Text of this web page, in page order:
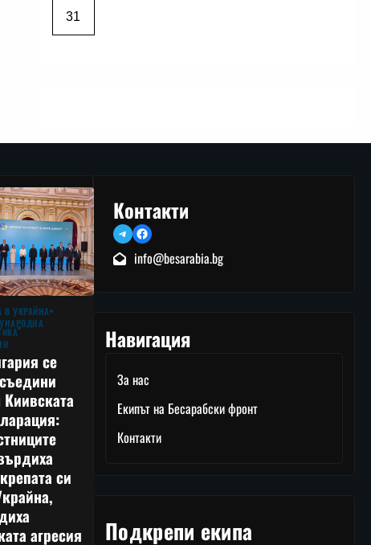
31
В УКРАЙНА
се
си
агресия
Контакти
TelegramFacebook
info@besarabia.bg
Навигация
За нас
Екипът на Бесарабски фронт
Контакти
Подкрепи екипа